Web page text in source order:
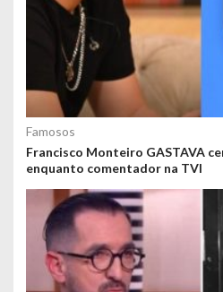
Famosos
Francisco Monteiro GASTAVA
enquanto comentador na TVI